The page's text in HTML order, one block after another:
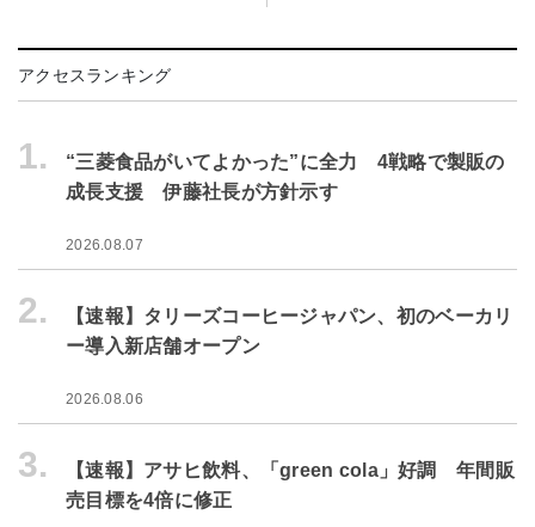
アクセスランキング
1.
“三菱食品がいてよかった”に全力 4戦略で製販の
成長支援 伊藤社長が方針示す
2026.08.07
2.
【速報】タリーズコーヒージャパン、初のベーカリ
ー導入新店舗オープン
2026.08.06
3.
【速報】アサヒ飲料、「green cola」好調 年間販
売目標を4倍に修正